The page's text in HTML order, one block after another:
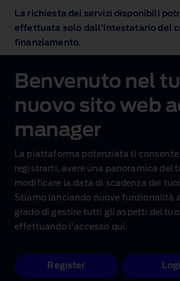
La richiesta dei servizi disponibili
effettuata solo dall'intestatario del
finanziamento.
Benvenuto nel
nuovo sito web
manager
La piattaforma potenziata ti
registrarti, avere una panoramica del
modificare la data di scadenza dei
Stiamo lanciando nuove funzionalità
grado di gestire tutti gli aspetti del
effettuando l'accesso qui.
Register